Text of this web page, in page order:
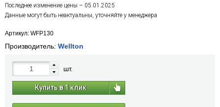
Последнее изменение цены – 05.01.2025
Данные могут быть неактуальны, уточняйте у менеджера
Артикул: WFP130
Производитель: Wellton
шт.
Купить в 1 клик